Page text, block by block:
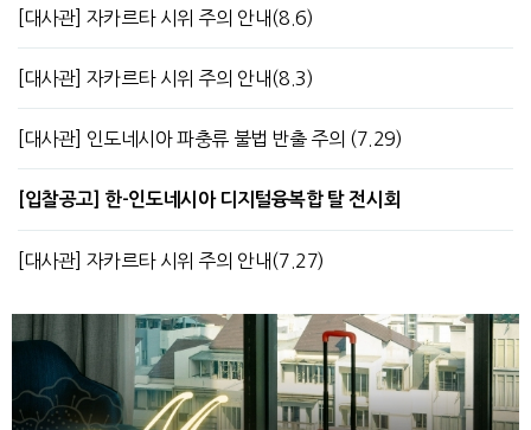
[대사관] 자카르타 시위 주의 안내(8.6)
[대사관] 자카르타 시위 주의 안내(8.3)
[대사관] 인도네시아 파충류 불법 반출 주의 (7.29)
[입찰공고] 한-인도네시아 디지털융복합 탈 전시회
[대사관] 자카르타 시위 주의 안내(7.27)